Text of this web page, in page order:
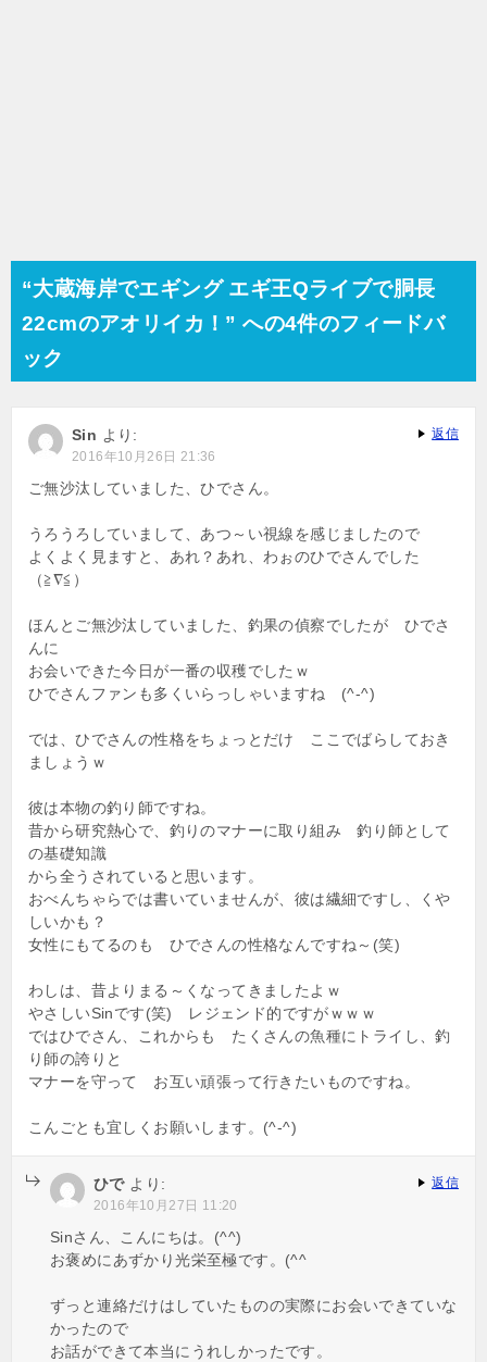
“大蔵海岸でエギング エギ王Qライブで胴長
22cmのアオリイカ！” への4件のフィードバ
ック
Sin より:
2016年10月26日 21:36
ご無沙汰していました、ひでさん。
うろうろしていまして、あつ～い視線を感じましたので
よくよく見ますと、あれ？あれ、わぉのひでさんでした
（≧∇≦）
ほんとご無沙汰していました、釣果の偵察でしたが ひでさ
んに
お会いできた今日が一番の収穫でしたｗ
ひでさんファンも多くいらっしゃいますね (^-^)
では、ひでさんの性格をちょっとだけ ここでばらしておき
ましょうｗ
彼は本物の釣り師ですね。
昔から研究熱心で、釣りのマナーに取り組み 釣り師として
の基礎知識
から全うされていると思います。
おべんちゃらでは書いていませんが、彼は繊細ですし、くや
しいかも？
女性にもてるのも ひでさんの性格なんですね～(笑)
わしは、昔よりまる～くなってきましたよｗ
やさしいSinです(笑) レジェンド的ですがｗｗｗ
ではひでさん、これからも たくさんの魚種にトライし、釣
り師の誇りと
マナーを守って お互い頑張って行きたいものですね。
こんごとも宜しくお願いします。(^-^)
返信
ひで より:
2016年10月27日 11:20
Sinさん、こんにちは。(^^)
お褒めにあずかり光栄至極です。(^^ゞ
ずっと連絡だけはしていたものの実際にお会いできていな
かったので
お話ができて本当にうれしかったです。
返信